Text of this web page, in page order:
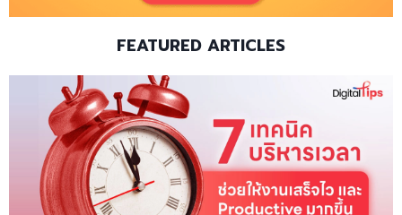
FEATURED ARTICLES